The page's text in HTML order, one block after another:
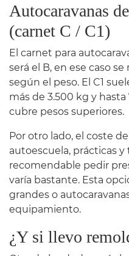
Autocaravanas
(carnet C / C1)
El carnet para
será el B, en ese caso
según el peso. El C1
más de 3.500 kg y
cubre pesos superiores.
Por otro lado, el coste
autoescuela, prácticas y
recomendable pedir
varía bastante. Esta
grandes o
equipamiento.
¿Y si llevo